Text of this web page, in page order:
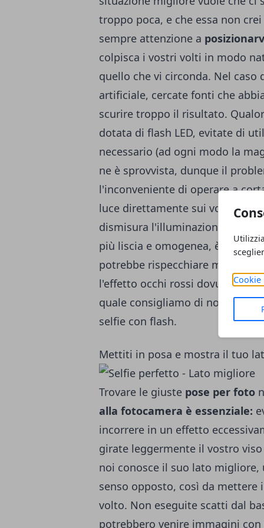
Cookie
troppo poca, e che essa non
sempre attenzione a
colpisca i vostri volti in modo
quello che vi circonda. Nel
artificiale, cercate fonti che
scurire troppo il risultato.
dotata di flash LED, evitate di
necessario (ad ogni modo la
ne è sprovvista, dunque il
l'inconveniente di operare a
luce direttamente sui volti dei
dismisura l'illuminazione
più liscia e omogenea, è
potrebbe rispecchiare
l'effetto occhi rossi dovuto alla
quale consigliamo di non
selfie con flash.
Mettiti in posa e mostra il tuo
Trovare le giuste pose per foto
alla fotocamera è essenziale:
incorrere in un effetto
girate leggermente il vostro
noi conosce il suo lato
senso opposto, così da
volto. Non eseguite scatti dal
potrebbero venire immagini